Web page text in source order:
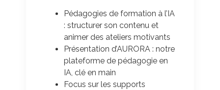
Pédagogies de formation à l’IA
: structurer son contenu et
animer des ateliers motivants
Présentation d’AURORA : notre
plateforme de pédagogie en
IA, clé en main
Focus sur les supports